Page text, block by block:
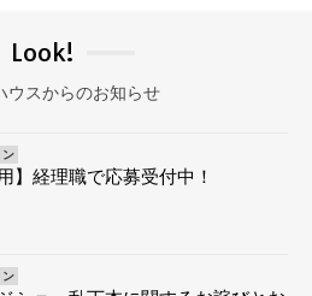
Look!
ウスからのお知らせ
ン
】経理職で応募受付中！
ン